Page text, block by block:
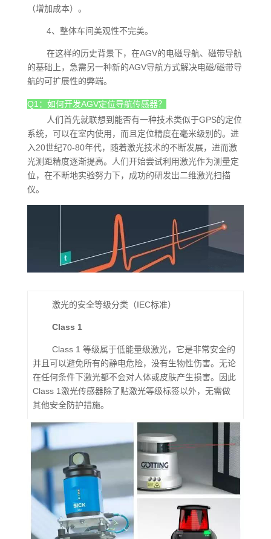
（增加成本）。
4、整体车间美观性不完美。
在这样的历史背景下，在AGV的电磁导航、磁带导航
的基础上，急需另一种新的AGV导航方式解决电磁/磁带导
航的可扩展性的弊端。
Q1：如何开发AGV定位导航传感器？
人们首先就联想到能否有一种技术类似于GPS的定位
系统，可以在室内使用，而且定位精度在毫米级别的。进
入20世纪70-80年代，随着激光技术的不断发展，进而激
光测距精度逐渐提高。人们开始尝试利用激光作为测量定
位，在不断地实验努力下，成功的研发出二维激光扫描
仪。
激光的安全等级分类（IEC标准）
Class 1
Class 1 等级属于低能量级激光，它是非常安全的
并且可以避免所有的静电危险，没有生物性伤害。无论
在任何条件下激光都不会对人体或皮肤产生损害。因此
Class 1激光传感器除了贴激光等级标签以外，无需做
其他安全防护措施。